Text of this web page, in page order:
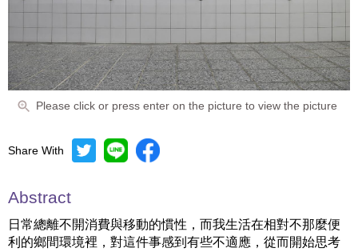
Please click or press enter on the picture to view the picture
Share With
Abstract
日常總離不開消費與移動的慣性，而我生活在相對不那麼便
利的鄉間環境裡，對這件事感到有些不適應，從而開始思考